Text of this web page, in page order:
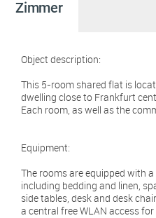
Zimmer
Object description:
This 5-room shared flat is
dwelling close to Frankfurt
Each room, as well as the
Equipment:
The rooms are equipped with
including bedding and linen,
side tables, desk and desk
a central free WLAN access